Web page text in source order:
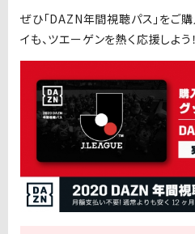
ぜひ「DAZN年間視聴パス」をご購
イも、ツエーゲンを熱く応援しよう！